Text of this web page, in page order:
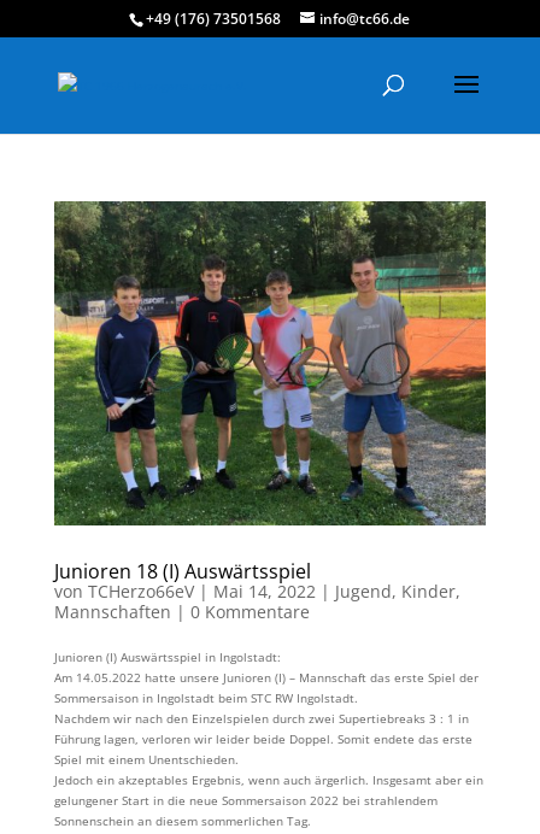
+49 (176) 73501568 info@tc66.de
Junioren 18 (I) Auswärtsspiel
von TCHerzo66eV| Mai 14, 2022 | Jugend, Kinder,
Mannschaften | 0 Kommentare
Junioren (I) Auswärtsspiel in Ingolstadt:
Am 14.05.2022 hatte unsere Junioren (I) – Mannschaft das erste Spiel der
Sommersaison in Ingolstadt beim STC RW Ingolstadt.
Nachdem wir nach den Einzelspielen durch zwei Supertiebreaks 3 : 1 in
Führung lagen, verloren wir leider beide Doppel. Somit endete das erste
Spiel mit einem Unentschieden.
Jedoch ein akzeptables Ergebnis, wenn auch ärgerlich. Insgesamt aber ein
gelungener Start in die neue Sommersaison 2022 bei strahlendem
Sonnenschein an diesem sommerlichen Tag.